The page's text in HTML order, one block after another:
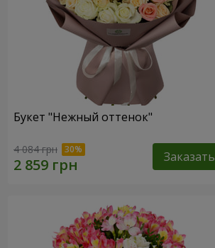
Букет "Нежный оттенок"
4 084 грн Заказать